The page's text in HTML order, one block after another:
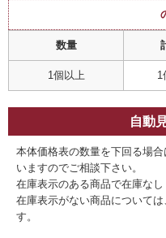
数量
1個以上 1
自動
本体価格表の数量を下回る場
いますのでご相談下さい。
在庫表示のある商品で在庫な
在庫表示がない商品について
す。